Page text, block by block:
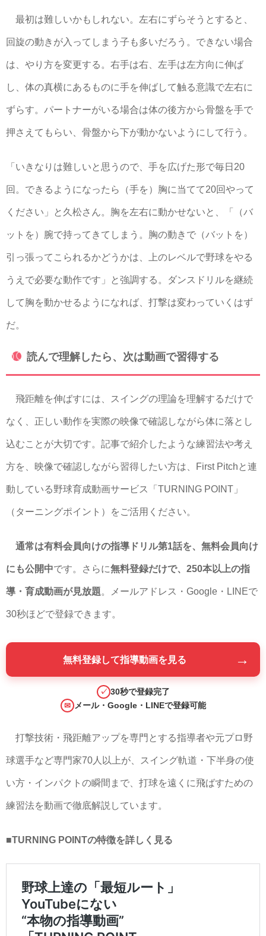
最初は難しいかもしれない。左右にずらそうとすると、
回旋の動きが入ってしまう子も多いだろう。できない場合
は、やり方を変更する。右手は右、左手は左方向に伸ば
し、体の真横にあるものに手を伸ばして触る意識で左右に
ずらす。パートナーがいる場合は体の後方から骨盤を手で
押さえてもらい、骨盤から下が動かないようにして行う。
「いきなりは難しいと思うので、手を広げた形で毎日20
回。できるようになったら（手を）胸に当てて20回やって
ください」と久松さん。胸を左右に動かせないと、「（バ
ットを）腕で持ってきてしまう。胸の動きで（バットを）
引っ張ってこられるかどうかは、上のレベルで野球をやる
うえで必要な動作です」と強調する。ダンスドリルを継続
して胸を動かせるようになれば、打撃は変わっていくはず
だ。
読んで理解したら、次は動画で習得する
飛距離を伸ばすには、スイングの理論を理解するだけで
なく、正しい動作を実際の映像で確認しながら体に落とし
込むことが大切です。記事で紹介したような練習法や考え
方を、映像で確認しながら習得したい方は、First Pitchと連
動している野球育成動画サービス「TURNING POINT」
（ターニングポイント）をご活用ください。
通常は有料会員向けの指導ドリル第1話を、無料会員向け
にも公開中です。さらに無料登録だけで、250本以上の指
導・育成動画が見放題。メールアドレス・Google・LINEで
30秒ほどで登録できます。
無料登録して指導動画を見る →
✓ 30秒で登録完了
✉ メール・Google・LINEで登録可能
打撃技術・飛距離アップを専門とする指導者や元プロ野
球選手など専門家70人以上が、スイング軌道・下半身の使
い方・インパクトの瞬間まで、打球を遠くに飛ばすための
練習法を動画で徹底解説しています。
■TURNING POINTの特徴を詳しく見る